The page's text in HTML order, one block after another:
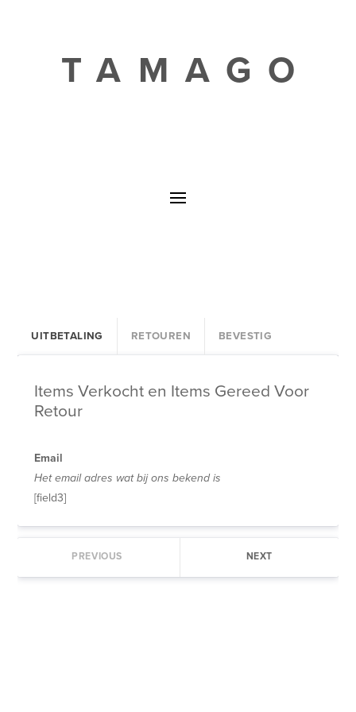
TAMAGO
UITBETALING RETOUREN BEVESTIG
Items Verkocht en Items Gereed Voor
Retour
Email
Het email adres wat bij ons bekend is
[field3]
PREVIOUS NEXT